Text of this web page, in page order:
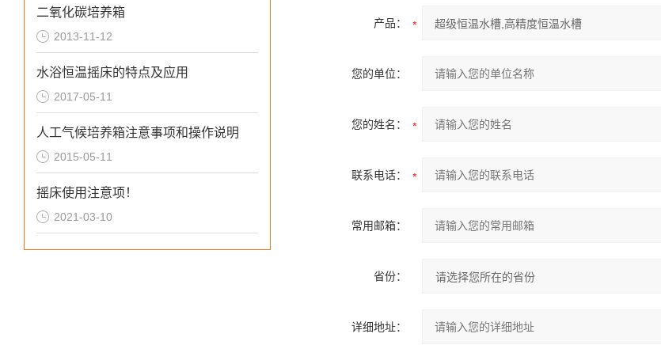
二氧化碳培养箱
2013-11-12
水浴恒温摇床的特点及应用
2017-05-11
人工气候培养箱注意事项和操作说明
2015-05-11
摇床使用注意项！
2021-03-10
产品：
您的单位：
您的姓名：
联系电话：
常用邮箱：
省份：
详细地址：